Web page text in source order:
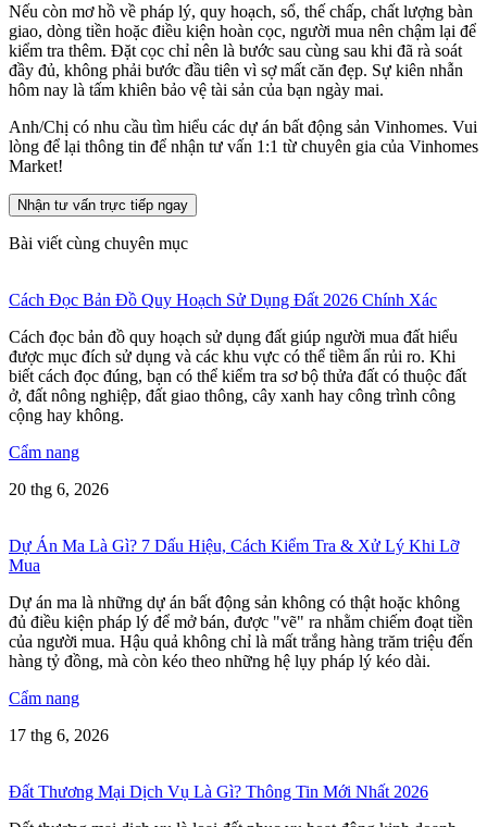
Nếu còn mơ hồ về pháp lý, quy hoạch, sổ, thế chấp, chất lượng bàn
giao, dòng tiền hoặc điều kiện hoàn cọc, người mua nên chậm lại để
kiểm tra thêm. Đặt cọc chỉ nên là bước sau cùng sau khi đã rà soát
đầy đủ, không phải bước đầu tiên vì sợ mất căn đẹp. Sự kiên nhẫn
hôm nay là tấm khiên bảo vệ tài sản của bạn ngày mai.
Anh/Chị có nhu cầu tìm hiểu các dự án bất động sản Vinhomes. Vui
lòng để lại thông tin để nhận tư vấn 1:1 từ chuyên gia của Vinhomes
Market!
Nhận tư vấn trực tiếp ngay
Bài viết cùng chuyên mục
Cách Đọc Bản Đồ Quy Hoạch Sử Dụng Đất 2026 Chính Xác
Cách đọc bản đồ quy hoạch sử dụng đất giúp người mua đất hiểu
được mục đích sử dụng và các khu vực có thể tiềm ẩn rủi ro. Khi
biết cách đọc đúng, bạn có thể kiểm tra sơ bộ thửa đất có thuộc đất
ở, đất nông nghiệp, đất giao thông, cây xanh hay công trình công
cộng hay không.
Cẩm nang
20 thg 6, 2026
Dự Án Ma Là Gì? 7 Dấu Hiệu, Cách Kiểm Tra & Xử Lý Khi Lỡ
Mua
Dự án ma là những dự án bất động sản không có thật hoặc không
đủ điều kiện pháp lý để mở bán, được "vẽ" ra nhằm chiếm đoạt tiền
của người mua. Hậu quả không chỉ là mất trắng hàng trăm triệu đến
hàng tỷ đồng, mà còn kéo theo những hệ lụy pháp lý kéo dài.
Cẩm nang
17 thg 6, 2026
Đất Thương Mại Dịch Vụ Là Gì? Thông Tin Mới Nhất 2026